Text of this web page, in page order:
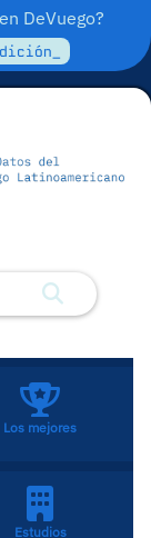
DeVuego?
Los mejores
Estudios